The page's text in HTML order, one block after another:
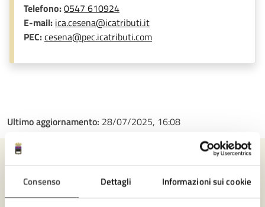
Consenso Dettagli Informazioni sui cookie
Telefono:0547 610924
E-mail: ica.cesena@icatributi.it
PEC:cesena@pec.icatributi.com
Ultimo aggiornamento: 28/07/2025, 16:08
Contenuti correlati